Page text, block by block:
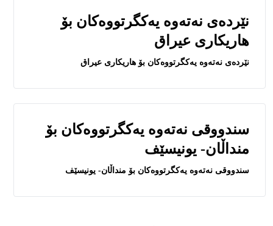
نێرده‌ى نه‌ته‌وه‌ يه‌كگرتووه‌كان بۆ
هاريكارى عيراق
نێرده‌ى نه‌ته‌وه‌ يه‌كگرتووه‌كان بۆ هاريكارى عيراق
سندووقی نه‌ته‌وه‌ یه‌كگرتووه‌كان بۆ
منداڵان- یونیسێف
سندووقی نه‌ته‌وه‌ یه‌كگرتووه‌كان بۆ منداڵان- یونیسێف